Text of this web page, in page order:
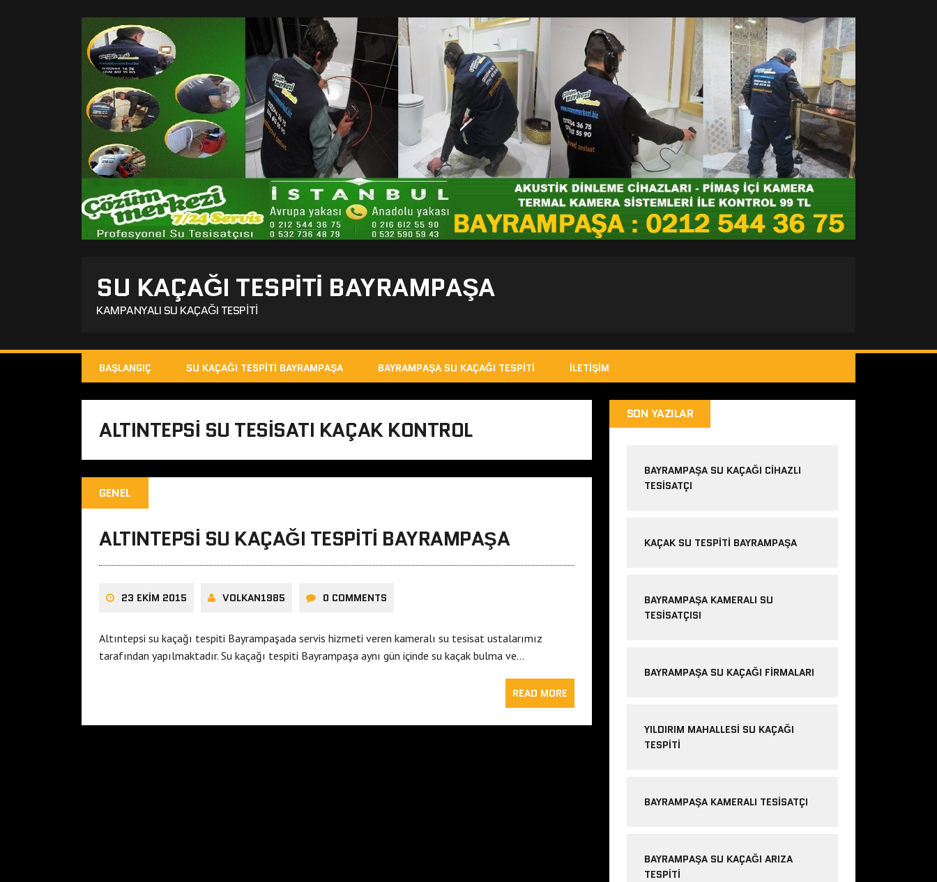
SU KAÇAĞI TESPITI BAYRAMPAŞA
KAMPANYALI SU KAÇAĞI TESPITI
BAŞLANGIÇ SU KAÇAĞI TESPITI BAYRAMPAŞA BAYRAMPAŞA SU KAÇAĞI TESPITI İLETIŞIM
ALTINTEPSI SU TESISATI KAÇAK KONTROL
GENEL
ALTINTEPSI SU KAÇAĞI TESPITI BAYRAMPAŞA
23 EKIM 2015 VOLKAN1985 0 COMMENTS
Altıntepsi su kaçağı tespiti Bayrampaşada servis hizmeti veren kameralı su tesisat ustalarımız
tarafından yapılmaktadır. Su kaçağı tespiti Bayrampaşa aynı gün içinde su kaçak bulma ve…
READ MORE
SON YAZILAR
BAYRAMPAŞA SU KAÇAĞI CIHAZLI
TESISATÇI
KAÇAK SU TESPITI BAYRAMPAŞA
BAYRAMPAŞA KAMERALI SU
TESISATÇISI
BAYRAMPAŞA SU KAÇAĞI FIRMALARI
YILDIRIM MAHALLESI SU KAÇAĞI
TESPITI
BAYRAMPAŞA KAMERALI TESISATÇI
BAYRAMPAŞA SU KAÇAĞI ARIZA
TESPITI